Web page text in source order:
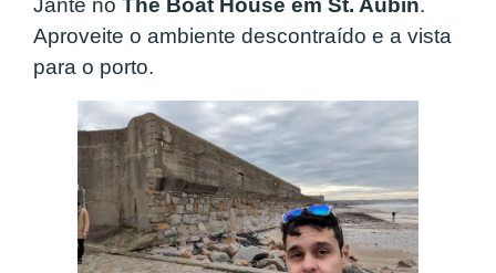
Aproveite o ambiente descontraído e a vista
para o porto.